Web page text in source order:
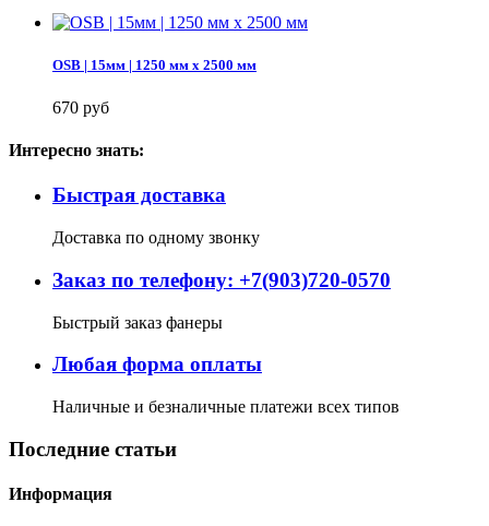
OSB | 15мм | 1250 мм х 2500 мм
670 руб
Интересно знать:
Быстрая доставка
Доставка по одному звонку
Заказ по телефону: +7(903)720-0570
Быстрый заказ фанеры
Любая форма оплаты
Наличные и безналичные платежи всех типов
Последние статьи
Информация